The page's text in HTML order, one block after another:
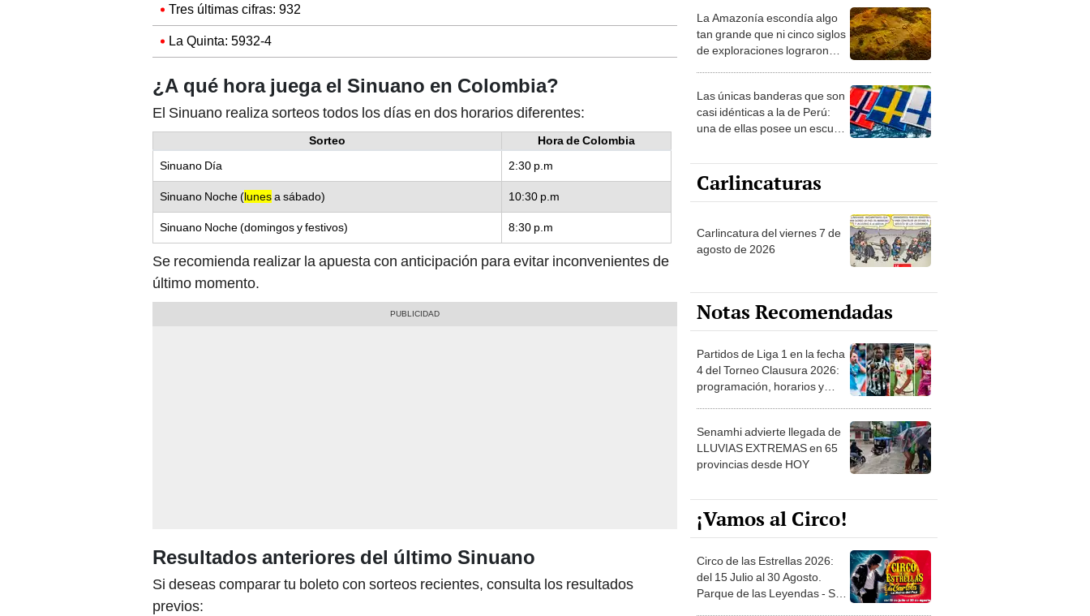
Tres últimas cifras: 932
La Quinta: 5932-4
¿A qué hora juega el Sinuano en Colombia?
El Sinuano realiza sorteos todos los días en dos horarios diferentes:
Sorteo
Hora de Colombia
Sinuano Día
2:30 p.m
Sinuano Noche (lunesa sábado) 10:30 p.m
Sinuano Noche (domingos y festivos) 8:30 p.m
Se recomienda realizar la apuesta con anticipación para evitar inconvenientes de
último momento.
Resultados anteriores del último Sinuano
Si deseas comparar tu boleto con sorteos recientes, consulta los resultados
previos:
desierto en un paisaje con
más vida
La Amazonía escondía algo
tan grande que ni cinco siglos
de exploraciones lograron
sabía sobre su pasado
Las únicas banderas que son
casi idénticas a la de Perú:
una de ellas posee un escudo
Carlincaturas
Carlincatura del viernes 7 de
agosto de 2026
Notas Recomendadas
Partidos de Liga 1 en la fecha
4 del Torneo Clausura 2026:
programación, horarios y
Senamhi advierte llegada de
LLUVIAS EXTREMAS en 65
provincias desde HOY
¡Vamos al Circo!
Circo de las Estrellas 2026:
del 15 Julio al 30 Agosto.
Parque de las Leyendas - San